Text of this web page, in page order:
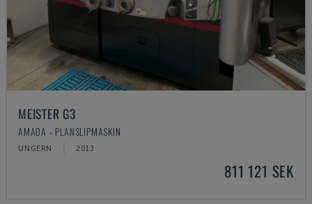
MEISTER G3
AMADA - PLANSLIPMASKIN
UNGERN 2013
811 121 SEK